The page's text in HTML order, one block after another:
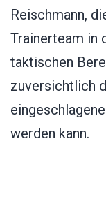
Reischmann,
Trainerteam in
taktischen
zuversichtlich
werden kann.